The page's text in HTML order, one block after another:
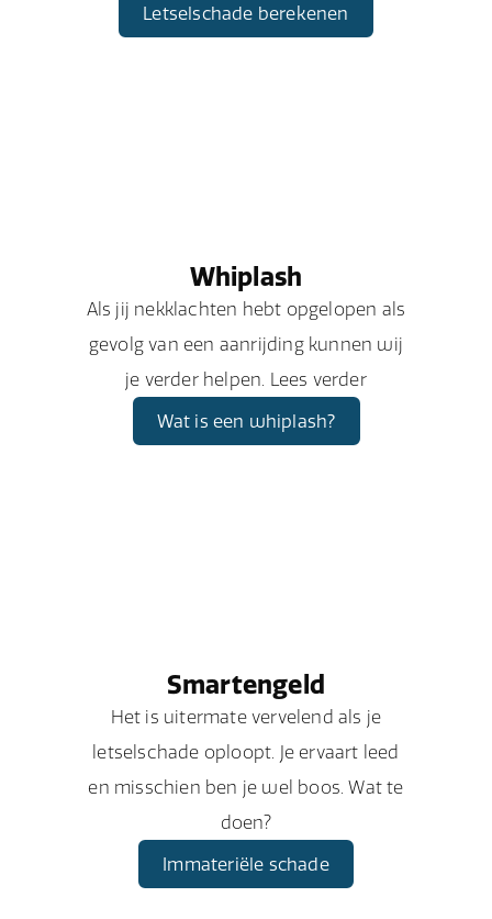
Letselschade berekenen
Whiplash
Als jij nekklachten hebt opgelopen als
gevolg van een aanrijding kunnen wij
je verder helpen. Lees verder
Wat is een whiplash?
Smartengeld
Het is uitermate vervelend als je
letselschade oploopt. Je ervaart leed
en misschien ben je wel boos. Wat te
doen?
Immateriële schade